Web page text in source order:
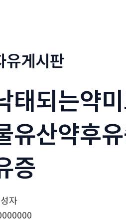
유게시판
태되는약
유산약후
증
자